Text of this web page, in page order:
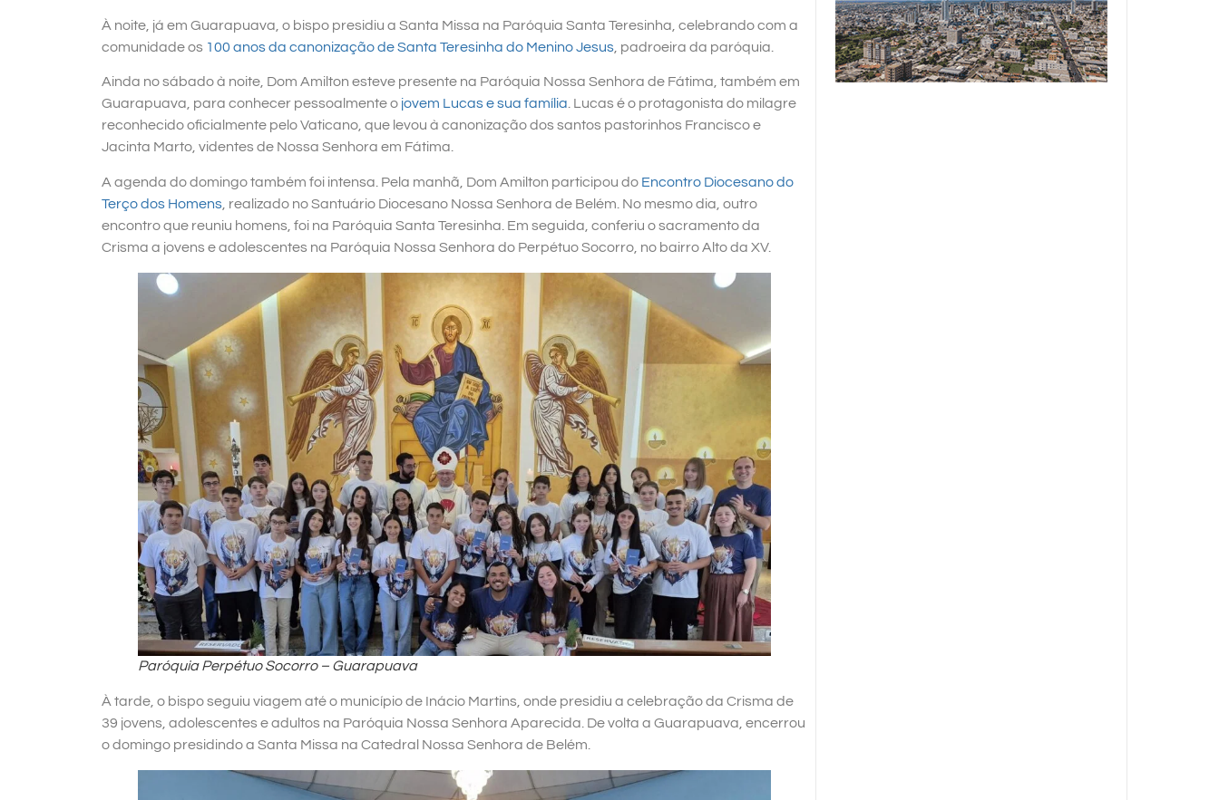
À noite, já em Guarapuava, o bispo presidiu a Santa Missa na Paróquia Santa Teresinha, celebrando com a
comunidade os 100 anos da canonização de Santa Teresinha do Menino Jesus , padroeira da paróquia.
Ainda no sábado à noite, Dom Amilton esteve presente na Paróquia Nossa Senhora de Fátima, também em
Guarapuava, para conhecer pessoalmente o jovem Lucas e sua família . Lucas é o protagonista do milagre
reconhecido oficialmente pelo Vaticano, que levou à canonização dos santos pastorinhos Francisco e
Jacinta Marto, videntes de Nossa Senhora em Fátima.
A agenda do domingo também foi intensa. Pela manhã, Dom Amilton participou do Encontro Diocesano do
Terço dos Homens , realizado no Santuário Diocesano Nossa Senhora de Belém. No mesmo dia, outro
encontro que reuniu homens, foi na Paróquia Santa Teresinha. Em seguida, conferiu o sacramento da
Crisma a jovens e adolescentes na Paróquia Nossa Senhora do Perpétuo Socorro, no bairro Alto da XV.
Paróquia Perpétuo Socorro – Guarapuava
À tarde, o bispo seguiu viagem até o município de Inácio Martins, onde presidiu a celebração da Crisma de
39 jovens, adolescentes e adultos na Paróquia Nossa Senhora Aparecida. De volta a Guarapuava, encerrou
o domingo presidindo a Santa Missa na Catedral Nossa Senhora de Belém.